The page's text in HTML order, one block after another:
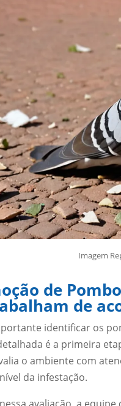
Imagem
de
de
identificar os
é a primeira
o ambiente com
da infestação.